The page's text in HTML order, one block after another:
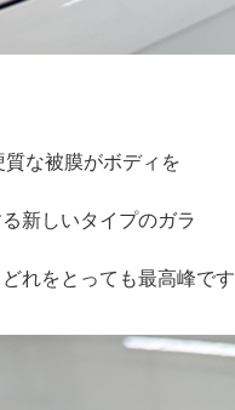
な被膜がボディを
新しいタイプのガラ
れをとっても最高峰です